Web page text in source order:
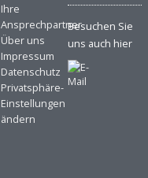
Ihre
Ansprechpartner
Über uns
Impressum
Datenschutz
Privatsphäre-
Einstellungen
ändern
Besuchen Sie
uns auch hier